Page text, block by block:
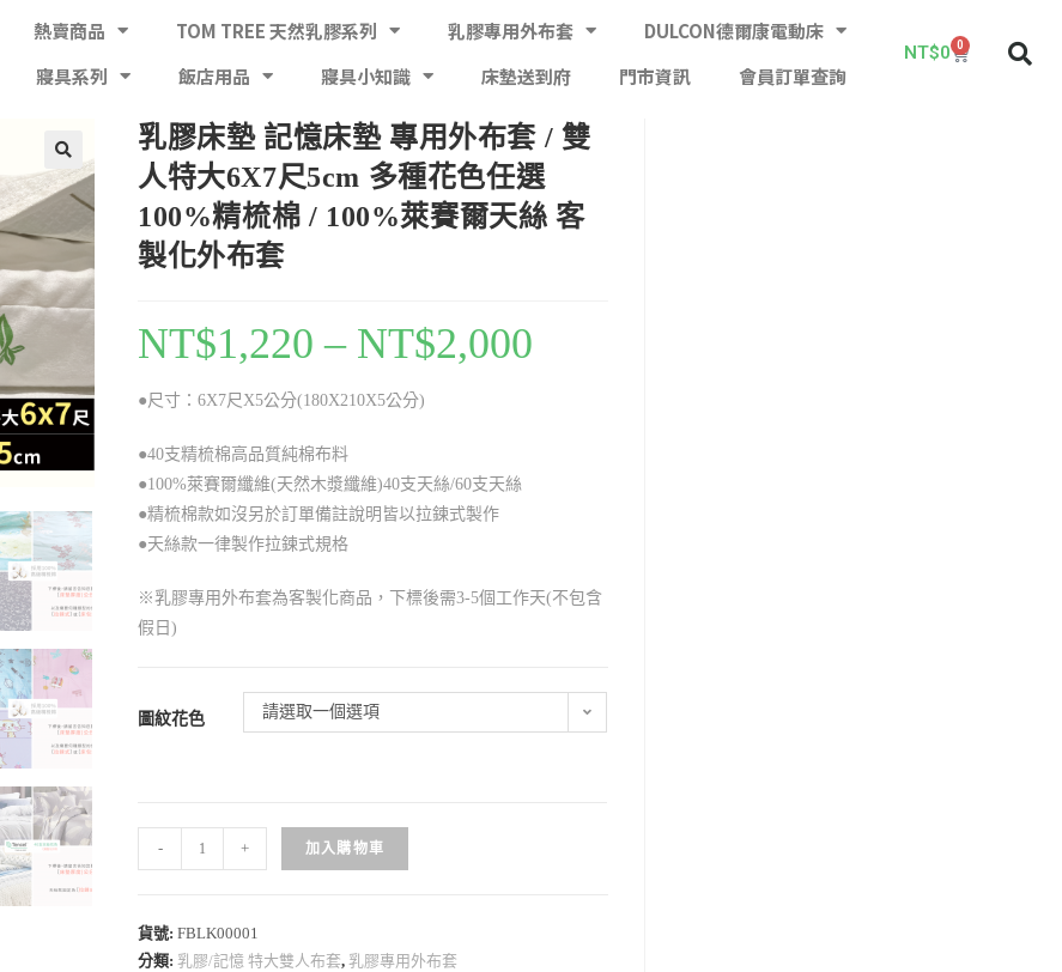
熱賣商品 TOM TREE 天然乳膠系列 乳膠專用外布套
DULCON德爾康電動床
寢具系列 飯店用品 寢具小知識 床墊送到府 門市資訊 會員訂單查詢
NT$0 0
乳膠床墊 記憶床墊 專用外布套 / 雙
人特大6X7尺5cm 多種花色任選
100%精梳棉 / 100%萊賽爾天絲 客
製化外布套
NT$1,220 – NT$2,000
●尺寸：6X7尺X5公分(180X210X5公分)
●40支精梳棉高品質純棉布料
●100%萊賽爾纖維(天然木漿纖維)40支天絲/60支天絲
●精梳棉款如沒另於訂單備註說明皆以拉鍊式製作
●天絲款一律製作拉鍊式規格
※乳膠專用外布套為客製化商品，下標後需3-5個工作天(不包含
假日)
圖紋花色 請選取一個選項
- + 加入購物車
貨號:FBLK00001
分類:乳膠/記憶 特大雙人布套,乳膠專用外布套